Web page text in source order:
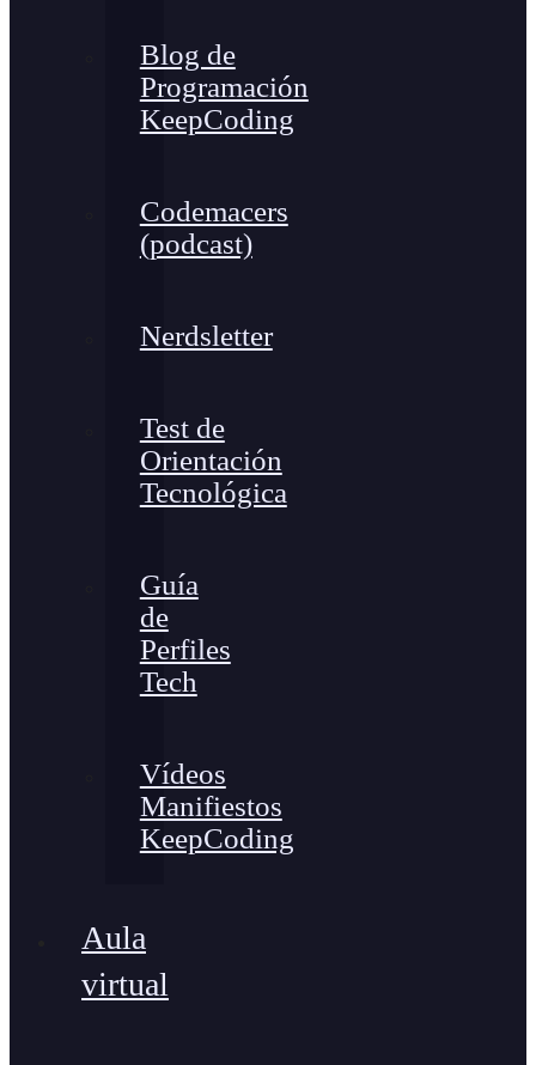
Blog de
Programación
KeepCoding
Codemacers
(podcast)
Nerdsletter
Test de
Orientación
Tecnológica
Guía
de
Perfiles
Tech
Vídeos
Manifiestos
KeepCoding
Aula
virtual